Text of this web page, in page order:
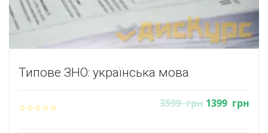
Типове ЗНО: українська мова
3599грн 1399 грн